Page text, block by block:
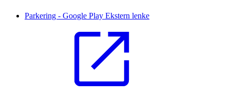
Parkering - Google Play Ekstern lenke